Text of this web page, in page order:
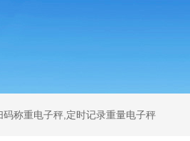
称重电子秤,定时记录重量电子秤